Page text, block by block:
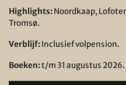
Highlights:Noordkaap,
Tromsø.
Verblijf:Inclusief volpension.
Boeken:t/m 31 augustus 2026.